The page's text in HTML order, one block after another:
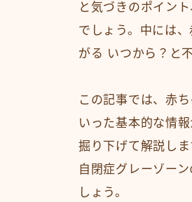
と気づきのポイン
でしょう。中には
がる いつから？と
この記事では、赤
いった基本的な情
掘り下げて解説し
自閉症グレーゾー
しょう。